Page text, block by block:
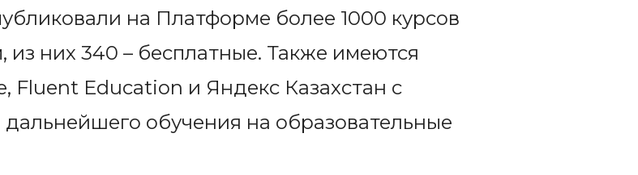
на Платформе более 1000 курсов
них 340 – бесплатные. Также имеются
Fluent Education и Яндекс Казахстан с
обучения на образовательные